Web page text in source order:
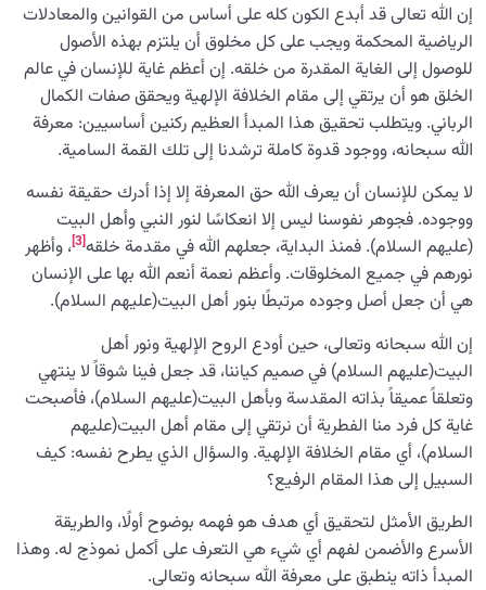
إن الله تعالى قد أبدع الكون كله على أساس من القوانين والمعادلات
الرياضية المحكمة ويجب على كل مخلوق أن يلتزم بهذه الأصول
للوصول إلى الغاية المقدرة من خلقه. إن أعظم غاية للإنسان في عالم
الخلق هو أن يرتقي إلى مقام الخلافة الإلهية ويحقق صفات الكمال
الرباني. ويتطلب تحقيق هذا المبدأ العظيم ركنين أساسيين: معرفة
الله سبحانه، ووجود قدوة كاملة ترشدنا إلى تلك القمة السامية.
لا يمكن للإنسان أن يعرف الله حق المعرفة إلا إذا أدرك حقيقة نفسه
ووجوده. فجوهر نفوسنا ليس إلا انعكاسًا لنور النبي وأهل البيت
(عليهم السلام). فمنذ البداية، جعلهم الله في مقدمة خلقه[3]
، وأظهر
نورهم في جميع المخلوقات. وأعظم نعمة أنعم الله بها على الإنسان
هي أن جعل أصل وجوده مرتبطًا بنور أهل البيت(عليهم السلام).
إن الله سبحانه وتعالى، حين أودع الروح الإلهية ونور أهل
البيت(عليهم السلام) في صميم كياننا، قد جعل فينا شوقاً لا ينتهي
وتعلقاً عميقاً بذاته المقدسة وبأهل البيت(عليهم السلام)، فأصبحت
غاية كل فرد منا الفطرية أن نرتقي إلى مقام أهل البيت(عليهم
السلام)، أي مقام الخلافة الإلهية. والسؤال الذي يطرح نفسه: كيف
السبيل إلى هذا المقام الرفيع؟
الطريق الأمثل لتحقيق أي هدف هو فهمه بوضوح أولًا، والطريقة
الأسرع والأضمن لفهم أي شيء هي التعرف على أكمل نموذج له. وهذا
المبدأ ذاته ينطبق على معرفة الله سبحانه وتعالى.